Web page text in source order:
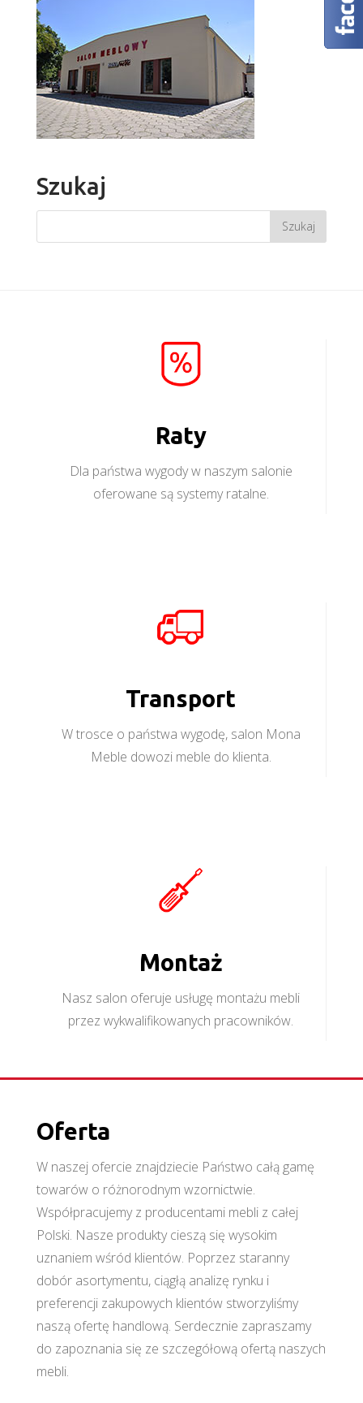
Szukaj
Raty
Dla państwa wygody w naszym salonie
oferowane są systemy ratalne.
Transport
W trosce o państwa wygodę, salon Mona
Meble dowozi meble do klienta.
Montaż
Nasz salon oferuje usługę montażu mebli
przez wykwalifikowanych pracowników.
Oferta
W naszej ofercie znajdziecie Państwo całą gamę
towarów o różnorodnym wzornictwie.
Współpracujemy z producentami mebli z całej
Polski. Nasze produkty cieszą się wysokim
uznaniem wśród klientów. Poprzez staranny
dobór asortymentu, ciągłą analizę rynku i
preferencji zakupowych klientów stworzyliśmy
naszą ofertę handlową. Serdecznie zapraszamy
do zapoznania się ze szczegółową ofertą naszych
mebli.